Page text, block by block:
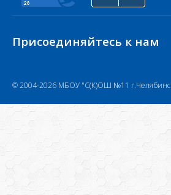
Присоединяйтесь к нам
© 2004-2026 МБОУ "С(К)ОШ №11